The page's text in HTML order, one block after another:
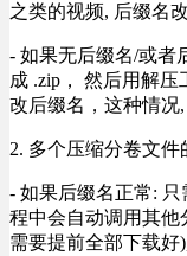
之类的视频, 后缀名
- 如果无后缀名/或者
成 .zip， 然后用解
改后缀名，这种情况
2. 多个压缩分卷文
- 如果后缀名正常:
程中会自动调用其他
需要提前全部下载好